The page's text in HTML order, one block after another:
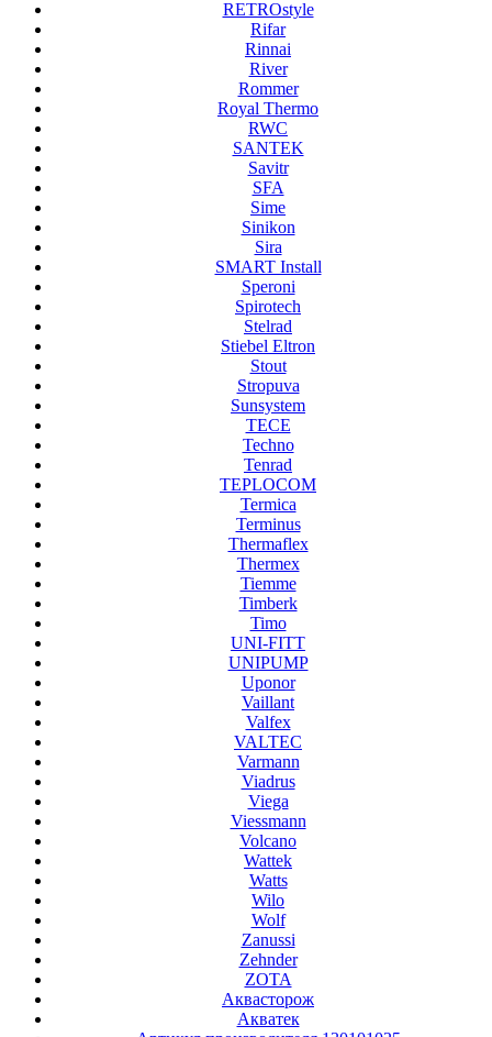
RETROstyle
Rifar
Rinnai
River
Rommer
Royal Thermo
RWC
SANTEK
Savitr
SFA
Sime
Sinikon
Sira
SMART Install
Speroni
Spirotech
Stelrad
Stiebel Eltron
Stout
Stropuva
Sunsystem
TECE
Techno
Tenrad
TEPLOCOM
Termica
Terminus
Thermaflex
Thermex
Tiemme
Timberk
Timo
UNI-FITT
UNIPUMP
Uponor
Vaillant
Valfex
VALTEC
Varmann
Viadrus
Viega
Viessmann
Volcano
Wattek
Watts
Wilo
Wolf
Zanussi
Zehnder
ZOTA
Аквасторож
Акватек